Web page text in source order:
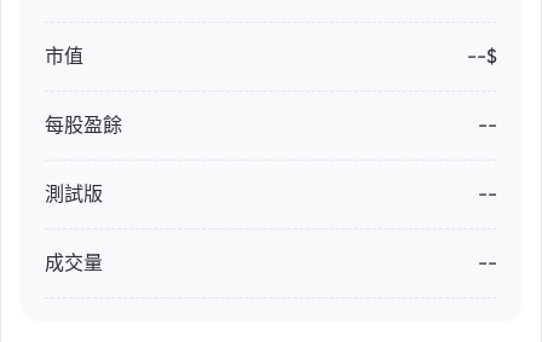
市值 --$
每股盈餘 --
測試版 --
成交量 --